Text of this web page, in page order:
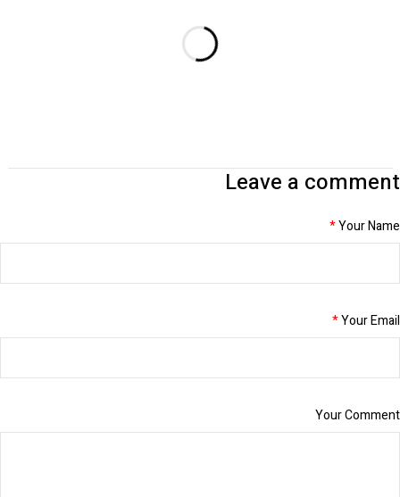
Leave a comment
Your Name
*
Your Email
*
Your Comment